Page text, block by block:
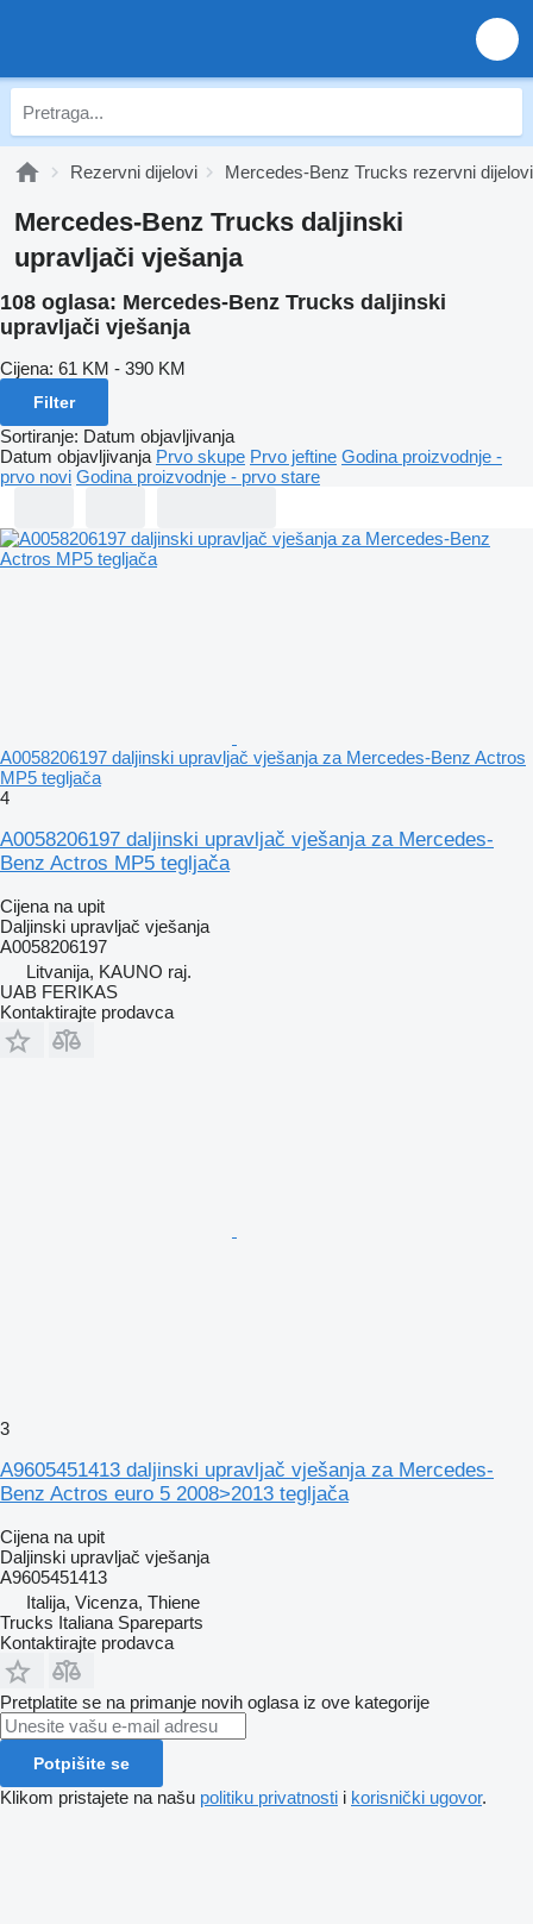
Rezervni dijelovi Mercedes-Benz Trucks rezervni dijelovi
Mercedes-Benz Trucks daljinski
upravljači vješanja
108 oglasa: Mercedes-Benz Trucks daljinski
upravljači vješanja
Cijena: 61 KM - 390 KM
Filter
Sortiranje: Datum objavljivanja
Datum objavljivanja Prvo skupe Prvo jeftine Godina proizvodnje -
prvo novi Godina proizvodnje - prvo stare
A0058206197 daljinski upravljač vješanja za Mercedes-Benz Actros
MP5 tegljača
4
A0058206197 daljinski upravljač vješanja za Mercedes-
Benz Actros MP5 tegljača
Cijena na upit
Daljinski upravljač vješanja
A0058206197
Litvanija, KAUNO raj.
UAB FERIKAS
Kontaktirajte prodavca
3
A9605451413 daljinski upravljač vješanja za Mercedes-
Benz Actros euro 5 2008>2013 tegljača
Cijena na upit
Daljinski upravljač vješanja
A9605451413
Italija, Vicenza, Thiene
Trucks Italiana Spareparts
Kontaktirajte prodavca
Pretplatite se na primanje novih oglasa iz ove kategorije
Potpišite se
Klikom pristajete na našu politiku privatnosti i korisnički ugovor.